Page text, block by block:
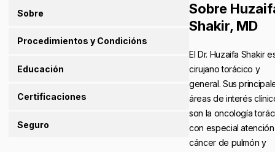
Sobre
Procedimientos y Condicións
Educación
Certificaciones
Seguro
Sobre
Shakir, MD
El Dr. Huzaifa Shakir
cirujano torácico y
general. Sus
áreas de interés
son la oncología
con especial
cáncer de pulmón y